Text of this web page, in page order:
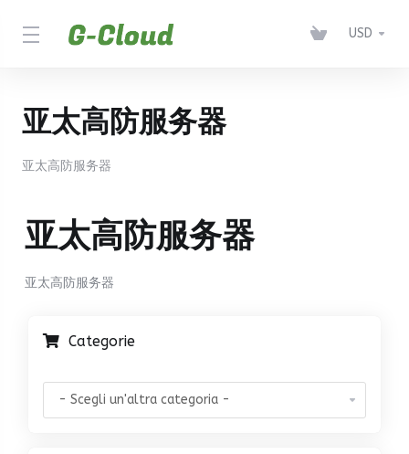
USD
亚太高防服务器
亚太高防服务器
亚太高防服务器
亚太高防服务器
Categorie